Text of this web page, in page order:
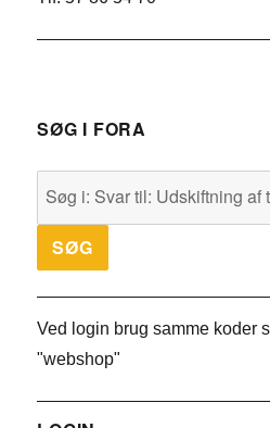
SØG I FORA
Ved login brug samme koder
"webshop"